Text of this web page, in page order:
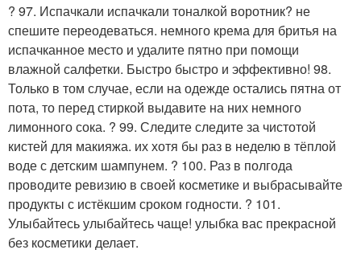
? 97. Испачкали испачкали тоналкой воротник? не
спешите переодеваться. немного крема для бритья на
испачканное место и удалите пятно при помощи
влажной салфетки. Быстро быстро и эффективно! 98.
Только в том случае, если на одежде остались пятна от
пота, то перед стиркой выдавите на них немного
лимонного сока. ? 99. Следите следите за чистотой
кистей для макияжа. их хотя бы раз в неделю в тёплой
воде с детским шампунем. ? 100. Раз в полгода
проводите ревизию в своей косметике и выбрасывайте
продукты с истёкшим сроком годности. ? 101.
Улыбайтесь улыбайтесь чаще! улыбка вас прекрасной
без косметики делает.